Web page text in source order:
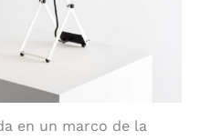
en un marco de la